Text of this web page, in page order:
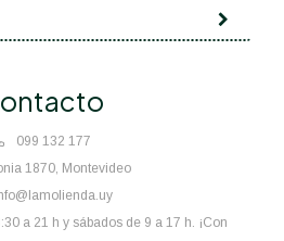
099 132 177
1870, Montevideo
a 21 h y sábados de 9 a 17 h. ¡Con